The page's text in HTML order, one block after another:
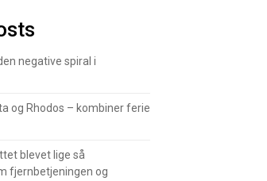
negative spiral i
og Rhodos – kombiner ferie
blevet lige så
fjernbetjeningen og